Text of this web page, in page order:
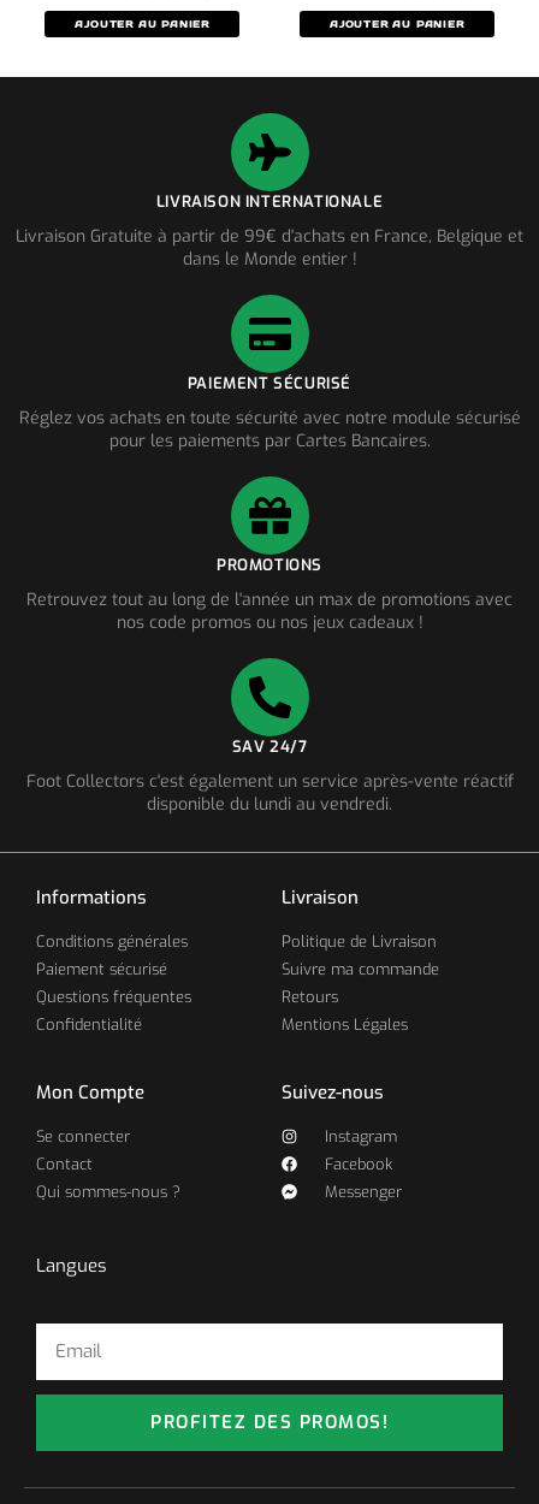
AJOUTER AU PANIER AJOUTER AU PANIER
LIVRAISON INTERNATIONALE
Livraison Gratuite à partir de 99€ d'achats en France, Belgique et
dans le Monde entier !
PAIEMENT SÉCURISÉ
Réglez vos achats en toute sécurité avec notre module sécurisé
pour les paiements par Cartes Bancaires.
PROMOTIONS
Retrouvez tout au long de l'année un max de promotions avec
nos code promos ou nos jeux cadeaux !
SAV 24/7
Foot Collectors c'est également un service après-vente réactif
disponible du lundi au vendredi.
Informations
Conditions générales
Paiement sécurisé
Questions fréquentes
Confidentialité
Livraison
Politique de Livraison
Suivre ma commande
Retours
Mentions Légales
Mon Compte
Se connecter
Contact
Qui sommes-nous ?
Suivez-nous
Instagram
Facebook
Messenger
Langues
PROFITEZ DES PROMOS!